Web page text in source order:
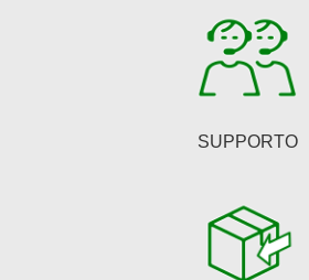
pagina
prodotto
SUPPORTO